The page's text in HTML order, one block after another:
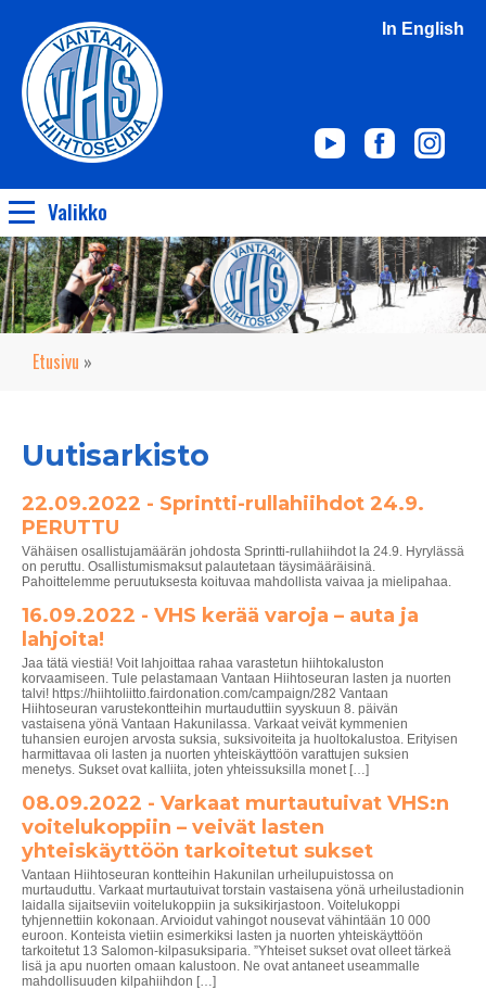
In English
Valikko
Etusivu »
Uutisarkisto
22.09.2022 - Sprintti-rullahiihdot 24.9.
PERUTTU
Vähäisen osallistujamäärän johdosta Sprintti-rullahiihdot la 24.9. Hyrylässä
on peruttu. Osallistumismaksut palautetaan täysimääräisinä.
Pahoittelemme peruutuksesta koituvaa mahdollista vaivaa ja mielipahaa.
16.09.2022 - VHS kerää varoja – auta ja
lahjoita!
Jaa tätä viestiä! Voit lahjoittaa rahaa varastetun hiihtokaluston
korvaamiseen. Tule pelastamaan Vantaan Hiihtoseuran lasten ja nuorten
talvi! https://hiihtoliitto.fairdonation.com/campaign/282 Vantaan
Hiihtoseuran varustekontteihin murtauduttiin syyskuun 8. päivän
vastaisena yönä Vantaan Hakunilassa. Varkaat veivät kymmenien
tuhansien eurojen arvosta suksia, suksivoiteita ja huoltokalustoa. Erityisen
harmittavaa oli lasten ja nuorten yhteiskäyttöön varattujen suksien
menetys. Sukset ovat kalliita, joten yhteissuksilla monet […]
08.09.2022 - Varkaat murtautuivat VHS:n
voitelukoppiin – veivät lasten
yhteiskäyttöön tarkoitetut sukset
Vantaan Hiihtoseuran kontteihin Hakunilan urheilupuistossa on
murtauduttu. Varkaat murtautuivat torstain vastaisena yönä urheilustadionin
laidalla sijaitseviin voitelukoppiin ja suksikirjastoon. Voitelukoppi
tyhjennettiin kokonaan. Arvioidut vahingot nousevat vähintään 10 000
euroon. Konteista vietiin esimerkiksi lasten ja nuorten yhteiskäyttöön
tarkoitetut 13 Salomon-kilpasuksiparia. ”Yhteiset sukset ovat olleet tärkeä
lisä ja apu nuorten omaan kalustoon. Ne ovat antaneet useammalle
mahdollisuuden kilpahiihdon […]